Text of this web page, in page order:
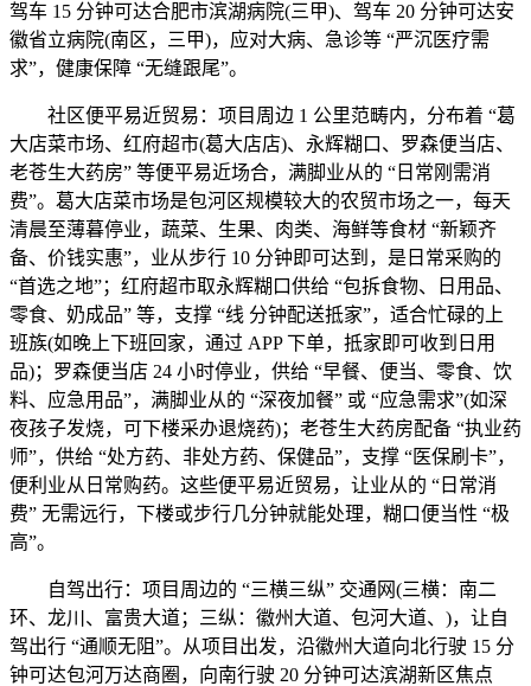
驾车 15 分钟可达合肥市滨湖病院(三甲)、驾车 20 分钟可达安
徽省立病院(南区，三甲)，应对大病、急诊等 “严沉医疗需
求”，健康保障 “无缝跟尾”。
社区便平易近贸易：项目周边 1 公里范畴内，分布着 “葛
大店菜市场、红府超市(葛大店店)、永辉糊口、罗森便当店、
老苍生大药房” 等便平易近场合，满脚业从的 “日常刚需消
费”。葛大店菜市场是包河区规模较大的农贸市场之一，每天
清晨至薄暮停业，蔬菜、生果、肉类、海鲜等食材 “新颖齐
备、价钱实惠”，业从步行 10 分钟即可达到，是日常采购的
“首选之地”；红府超市取永辉糊口供给 “包拆食物、日用品、
零食、奶成品” 等，支撑 “线 分钟配送抵家”，适合忙碌的上
班族(如晚上下班回家，通过 APP 下单，抵家即可收到日用
品)；罗森便当店 24 小时停业，供给 “早餐、便当、零食、饮
料、应急用品”，满脚业从的 “深夜加餐” 或 “应急需求”(如深
夜孩子发烧，可下楼采办退烧药)；老苍生大药房配备 “执业药
师”，供给 “处方药、非处方药、保健品”，支撑 “医保刷卡”，
便利业从日常购药。这些便平易近贸易，让业从的 “日常消
费” 无需远行，下楼或步行几分钟就能处理，糊口便当性 “极
高”。
自驾出行：项目周边的 “三横三纵” 交通网(三横：南二
环、龙川、富贵大道；三纵：徽州大道、包河大道、)，让自
驾出行 “通顺无阻”。从项目出发，沿徽州大道向北行驶 15 分
钟可达包河万达商圈，向南行驶 20 分钟可达滨湖新区焦点